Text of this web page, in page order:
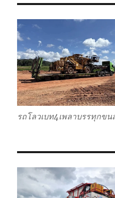
รถโลวเบท4เพลาบรรทุกขน